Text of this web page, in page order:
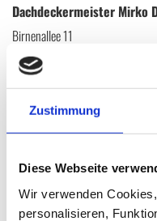
Zustimmung
Diese Webseite
Wir verwenden
personalisieren,
Dachdeckermeister Mirko
Birnenallee 11
23968 Proseken
038428 - 14 99 81
Inhaber/Geschäftsführer:
Mirko Damerius